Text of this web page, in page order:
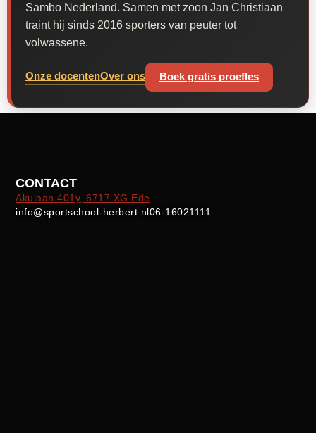
Sambo Nederland. Samen met zoon Jan Christiaan
traint hij sinds 2016 sporters van peuter tot
volwassene.
Onze docentenOver ons Boek gratis proefles
CONTACT
Akulaan 401y, 6717 XG Ede
info@sportschool-herbert.nl06-16021111